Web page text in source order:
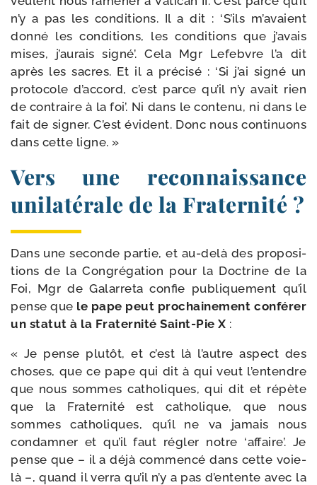
n’y a pas les condi­tions. Il a dit : ‘S’ils m’avaient
don­né les condi­tions, les condi­tions que j’avais
mises, j’aurais signé’. Cela Mgr Lefebvre l’a dit
après les sacres. Et il a pré­ci­sé : ‘Si j’ai signé un
pro­to­cole d’accord, c’est parce qu’il n’y avait rien
de contraire à la foi’. Ni dans le conte­nu, ni dans le
fait de signer. C’est évident. Donc nous conti­nuons
dans cette ligne. »
Vers une reconnaissance
unilatérale de la Fraternité ?
Dans une seconde par­tie, et au-​delà des pro­po­si­
tions de la Congrégation pour la Doctrine de la
Foi, Mgr de Galarreta confie publi­que­ment qu’il
pense que le pape peut pro­chai­ne­ment confé­rer
un sta­tut à la Fraternité Saint-​Pie X :
« Je pense plu­tôt, et c’est là l’autre aspect des
choses, que ce pape qui dit à qui veut l’entendre
que nous sommes catho­liques, qui dit et répète
que la Fraternité est catho­lique, que nous
sommes catho­liques, qu’il ne va jamais nous
condam­ner et qu’il faut régler notre ‘affaire’. Je
pense que – il a déjà com­men­cé dans cette voie-​
là –, quand il ver­ra qu’il n’y a pas d’entente avec la